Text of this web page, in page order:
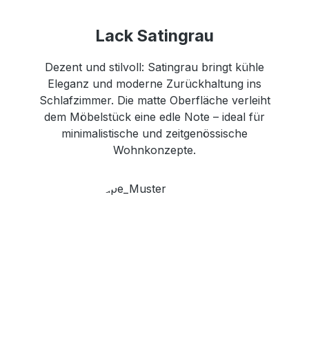
Lack Satingrau
Dezent und stilvoll: Satingrau bringt kühle
Eleganz und moderne Zurückhaltung ins
Schlafzimmer. Die matte Oberfläche verleiht
dem Möbelstück eine edle Note – ideal für
minimalistische und zeitgenössische
Wohnkonzepte.